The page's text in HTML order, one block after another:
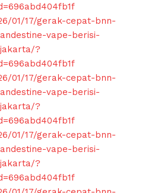
01/17/gerak-cepat-bnn-
vape-berisi-
?
01/17/gerak-cepat-bnn-
vape-berisi-
?
01/17/gerak-cepat-bnn-
vape-berisi-
?